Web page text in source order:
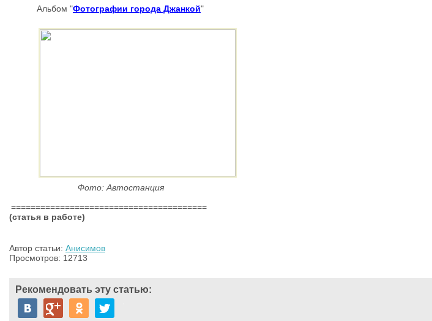
Альбом "Фотографии города Джанкой"
Фото: Автостанция
========================================
(статья в работе)
Автор статьи: Анисимов
Просмотров: 12713
Рекомендовать эту статью: